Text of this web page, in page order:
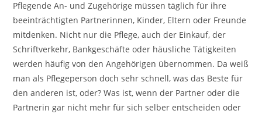
Pflegende An- und Zugehörige müssen täglich für ihre
beeinträchtigten Partnerinnen, Kinder, Eltern oder Freunde
mitdenken. Nicht nur die Pflege, auch der Einkauf, der
Schriftverkehr, Bankgeschäfte oder häusliche Tätigkeiten
werden häufig von den Angehörigen übernommen. Da weiß
man als Pflegeperson doch sehr schnell, was das Beste für
den anderen ist, oder? Was ist, wenn der Partner oder die
Partnerin gar nicht mehr für sich selber entscheiden oder